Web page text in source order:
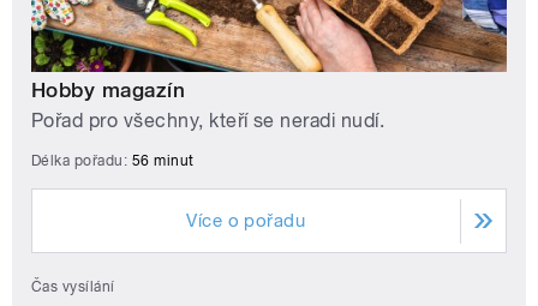
Hobby magazín
Pořad pro všechny, kteří se neradi nudí.
Délka pořadu: 56 minut
Více o pořadu
Čas vysílání